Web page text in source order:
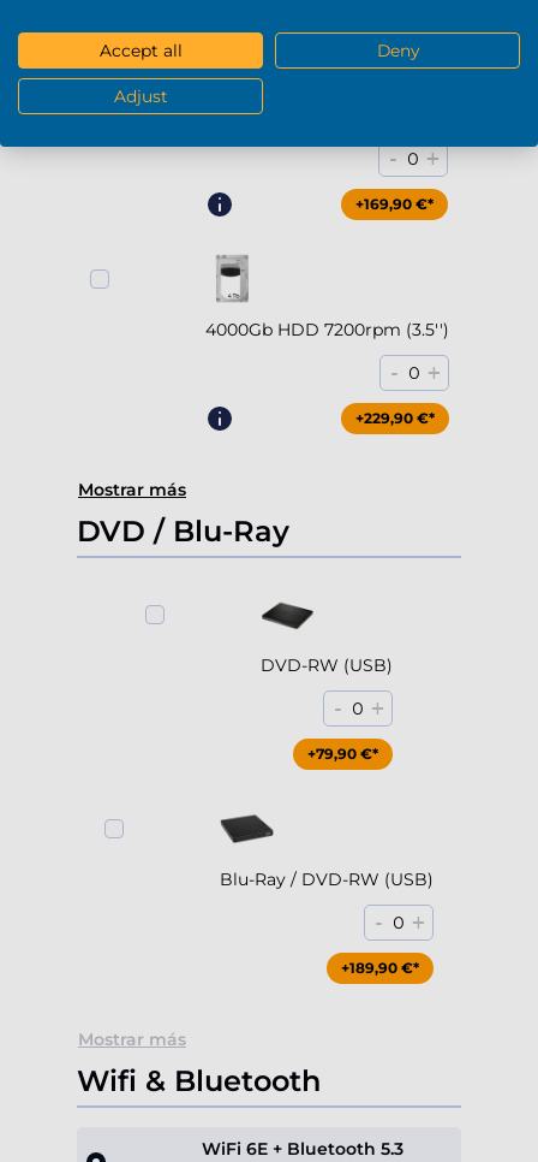
2000Gb HDD 7200rpm (3.5'')
- 0 +
+169,90 €*
4000Gb HDD 7200rpm (3.5'')
- 0 +
+229,90 €*
Mostrar más
DVD / Blu-Ray
DVD-RW (USB)
- 0 +
+79,90 €*
Blu-Ray / DVD-RW (USB)
- 0 +
+189,90 €*
Mostrar más
Wifi & Bluetooth
WiFi 6E + Bluetooth 5.3
Accept all Deny
Adjust